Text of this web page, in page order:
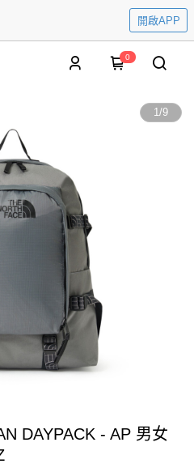
開啟APP
0
1/9
DAYPACK - AP 男女